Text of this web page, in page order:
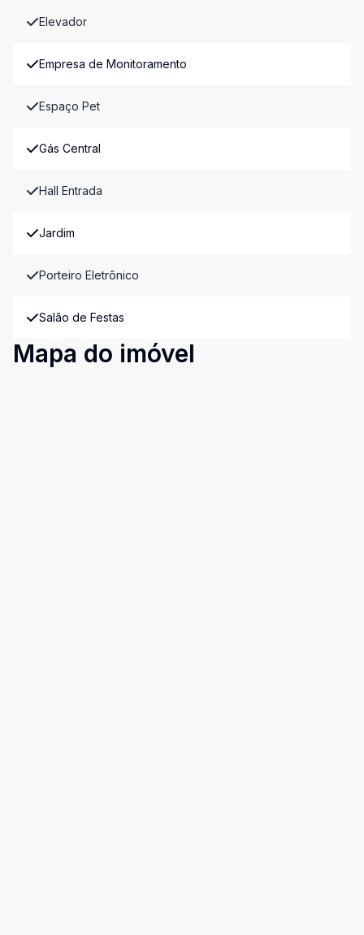
Elevador
Empresa de Monitoramento
Espaço Pet
Gás Central
Hall Entrada
Jardim
Porteiro Eletrônico
Salão de Festas
Mapa do imóvel